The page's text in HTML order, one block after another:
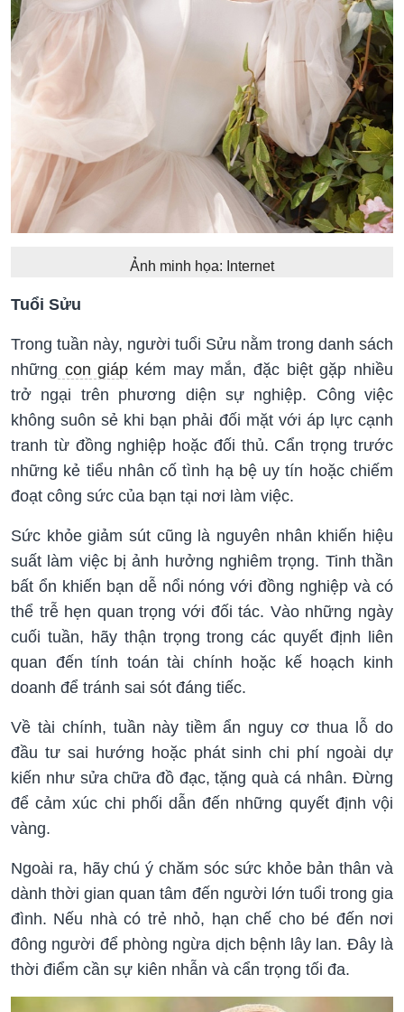
Ảnh minh họa: Internet
Tuổi Sửu
Trong tuần này, người tuổi Sửu nằm trong danh sách
những con giáp kém may mắn, đặc biệt gặp nhiều
trở ngại trên phương diện sự nghiệp. Công việc
không suôn sẻ khi bạn phải đối mặt với áp lực cạnh
tranh từ đồng nghiệp hoặc đối thủ. Cẩn trọng trước
những kẻ tiểu nhân cố tình hạ bệ uy tín hoặc chiếm
đoạt công sức của bạn tại nơi làm việc.
Sức khỏe giảm sút cũng là nguyên nhân khiến hiệu
suất làm việc bị ảnh hưởng nghiêm trọng. Tinh thần
bất ổn khiến bạn dễ nổi nóng với đồng nghiệp và có
thể trễ hẹn quan trọng với đối tác. Vào những ngày
cuối tuần, hãy thận trọng trong các quyết định liên
quan đến tính toán tài chính hoặc kế hoạch kinh
doanh để tránh sai sót đáng tiếc.
Về tài chính, tuần này tiềm ẩn nguy cơ thua lỗ do
đầu tư sai hướng hoặc phát sinh chi phí ngoài dự
kiến như sửa chữa đồ đạc, tặng quà cá nhân. Đừng
để cảm xúc chi phối dẫn đến những quyết định vội
vàng.
Ngoài ra, hãy chú ý chăm sóc sức khỏe bản thân và
dành thời gian quan tâm đến người lớn tuổi trong gia
đình. Nếu nhà có trẻ nhỏ, hạn chế cho bé đến nơi
đông người để phòng ngừa dịch bệnh lây lan. Đây là
thời điểm cần sự kiên nhẫn và cẩn trọng tối đa.